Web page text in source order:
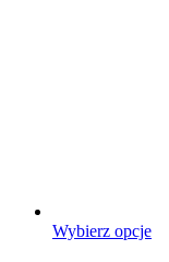
Wybierz opcjeTen